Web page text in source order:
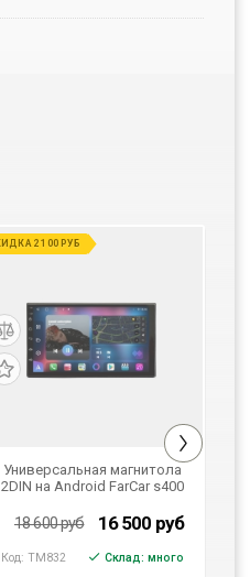
СКИДКА 2 100 РУБ
Универсальная магнитола
2DIN на Android FarCar s400
18 600руб 16 500 руб
Код: TM832 Склад: много